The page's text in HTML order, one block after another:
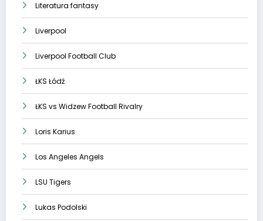
Literatura fantasy
Liverpool
Liverpool Football Club
ŁKS Łódź
ŁKS vs Widzew Football Rivalry
Loris Karius
Los Angeles Angels
LSU Tigers
Lukas Podolski